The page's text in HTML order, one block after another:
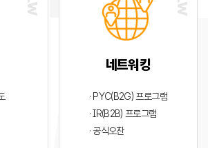
네트워킹
· PYC(B2G) 프로그램
· IR(B2B) 프로그램
· 공식오찬